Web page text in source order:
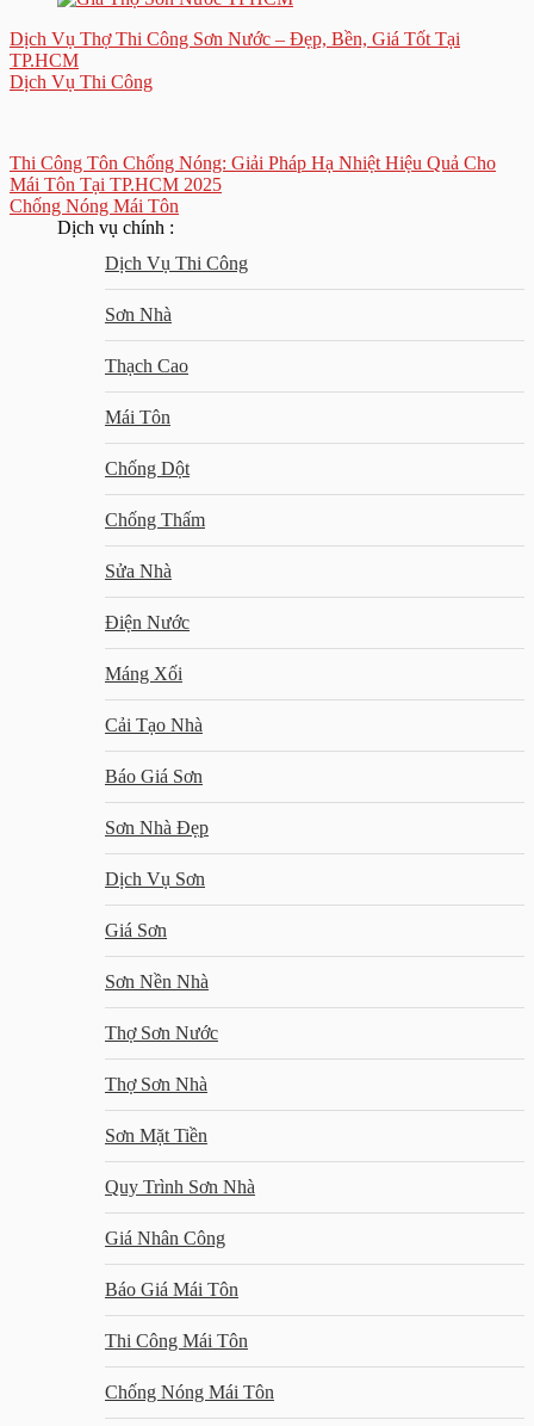
Dịch Vụ Thợ Thi Công Sơn Nước – Đẹp, Bền, Giá Tốt Tại
TP.HCM
Dịch Vụ Thi Công
Thi Công Tôn Chống Nóng: Giải Pháp Hạ Nhiệt Hiệu Quả Cho
Mái Tôn Tại TP.HCM 2025
Chống Nóng Mái Tôn
Dịch vụ chính :
Dịch Vụ Thi Công
Sơn Nhà
Thạch Cao
Mái Tôn
Chống Dột
Chống Thấm
Sửa Nhà
Điện Nước
Máng Xối
Cải Tạo Nhà
Báo Giá Sơn
Sơn Nhà Đẹp
Dịch Vụ Sơn
Giá Sơn
Sơn Nền Nhà
Thợ Sơn Nước
Thợ Sơn Nhà
Sơn Mặt Tiền
Quy Trình Sơn Nhà
Giá Nhân Công
Báo Giá Mái Tôn
Thi Công Mái Tôn
Chống Nóng Mái Tôn